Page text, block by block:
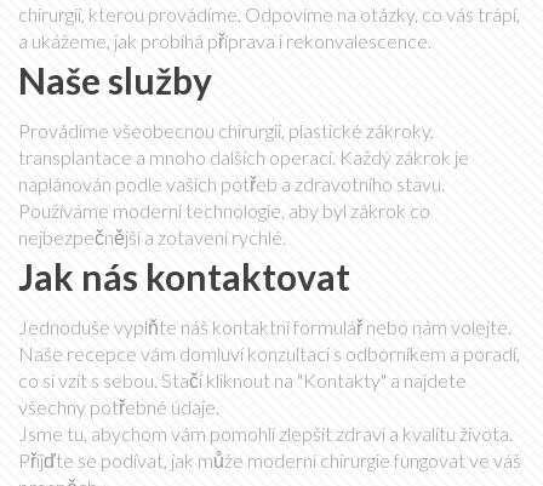
chirurgii, kterou provádíme. Odpovíme na otázky, co vás trápí,
a ukážeme, jak probíhá příprava i rekonvalescence.
Naše služby
Provádíme všeobecnou chirurgii, plastické zákroky,
transplantace a mnoho dalších operací. Každý zákrok je
naplánován podle vašich potřeb a zdravotního stavu.
Používáme moderní technologie, aby byl zákrok co
nejbezpečnější a zotavení rychlé.
Jak nás kontaktovat
Jednoduše vyplňte náš kontaktní formulář nebo nám volejte.
Naše recepce vám domluví konzultaci s odborníkem a poradí,
co si vzít s sebou. Stačí kliknout na "Kontakty" a najdete
všechny potřebné údaje.
Jsme tu, abychom vám pomohli zlepšit zdraví a kvalitu života.
Přijďte se podívat, jak může moderní chirurgie fungovat ve váš